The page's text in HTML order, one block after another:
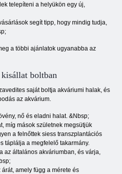
telepíteni a helyükön egy új,
segít tipp, hogy mindig tudja,
a többi ajánlatok ugyanabba az
boltban
saját boltja akváriumi halak, és
az akvárium.
nő és eladni halat. &Nbsp;
míg mások születnek megsütjük
a felnőttek siess transzplantációs
táplálja a megfelelő takarmány.
az általános akváriumban, és várja,
amely függ a mérete és